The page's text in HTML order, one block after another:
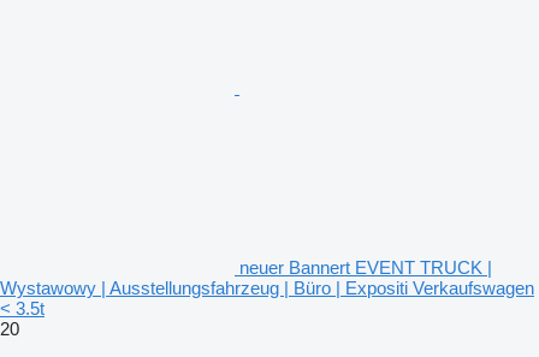
neuer Bannert EVENT TRUCK |
Wystawowy | Ausstellungsfahrzeug | Büro | Expositi Verkaufswagen
< 3.5t
20